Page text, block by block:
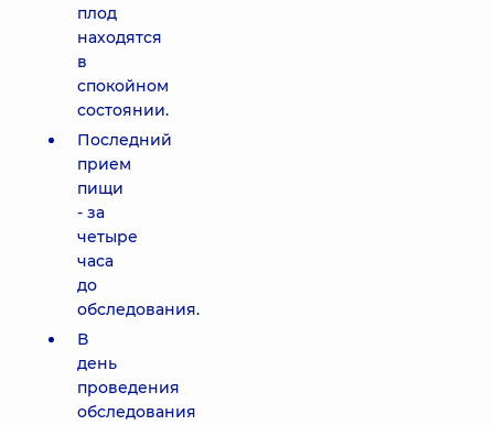
плод
находятся
в
спокойном
состоянии.
Последний
прием
пищи
- за
четыре
часа
до
обследования.
В
день
проведения
обследования